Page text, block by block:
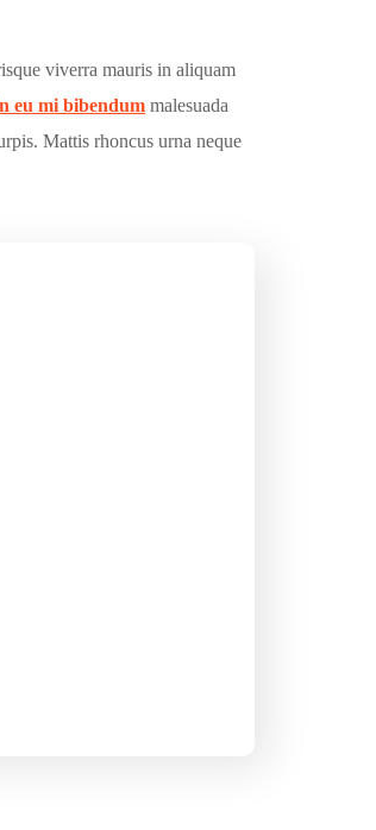
viverra mauris in aliquam
eu mi bibendum malesuada
Mattis rhoncus urna neque